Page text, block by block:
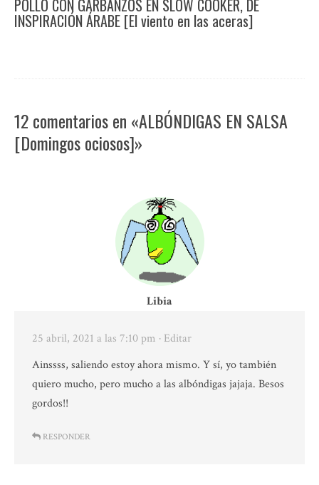
POLLO CON GARBANZOS EN SLOW COOKER, DE
INSPIRACIÓN ÁRABE [El viento en las aceras]
12 comentarios en «ALBÓNDIGAS EN SALSA
[Domingos ociosos]»
Libia
25 abril, 2021 a las 7:10 pm · Editar
Ainssss, saliendo estoy ahora mismo. Y sí, yo también
quiero mucho, pero mucho a las albóndigas jajaja. Besos
gordos!!
RESPONDER